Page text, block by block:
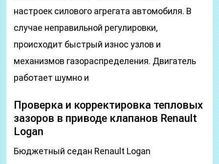
настроек силового агрегата автомобиля. В
случае неправильной регулировки,
происходит быстрый износ узлов и
механизмов газораспределения. Двигатель
работает шумно и
Проверка и корректировка тепловых
зазоров в приводе клапанов Renault
Logan
Бюджетный седан Renault Logan